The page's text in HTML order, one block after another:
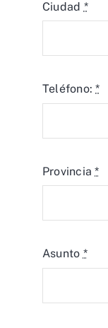
Ciudad *
Teléfono:*
Provincia*
Asunto *